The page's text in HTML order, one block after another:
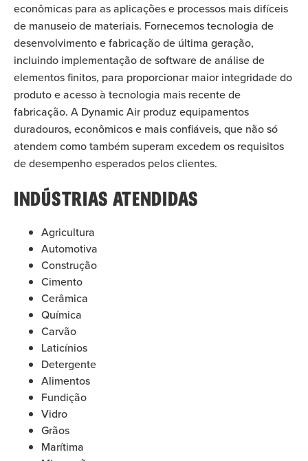
econômicas para as aplicações e processos mais difíceis
de manuseio de materiais. Fornecemos tecnologia de
desenvolvimento e fabricação de última geração,
incluindo implementação de software de análise de
elementos finitos, para proporcionar maior integridade do
produto e acesso à tecnologia mais recente de
fabricação. A Dynamic Air produz equipamentos
duradouros, econômicos e mais confiáveis, que não só
atendem como também superam excedem os requisitos
de desempenho esperados pelos clientes.
INDÚSTRIAS ATENDIDAS
Agricultura
Automotiva
Construção
Cimento
Cerâmica
Química
Carvão
Laticínios
Detergente
Alimentos
Fundição
Vidro
Grãos
Marítima